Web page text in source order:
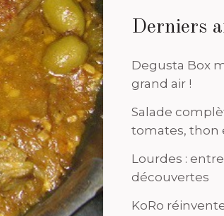
Derniers
Degusta Box
grand air !
Salade
tomates, thon
Lourdes :
découvertes
KoRo